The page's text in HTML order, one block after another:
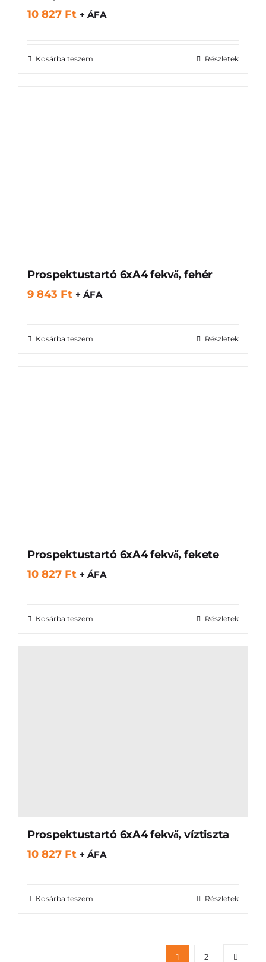
10 827 Ft + ÁFA
Kosárba teszem Részletek
Prospektustartó 6xA4 fekvő, fehér
9 843 Ft + ÁFA
Kosárba teszem Részletek
Prospektustartó 6xA4 fekvő, fekete
10 827 Ft + ÁFA
Kosárba teszem Részletek
Prospektustartó 6xA4 fekvő, víztiszta
10 827 Ft + ÁFA
Kosárba teszem Részletek
1 2